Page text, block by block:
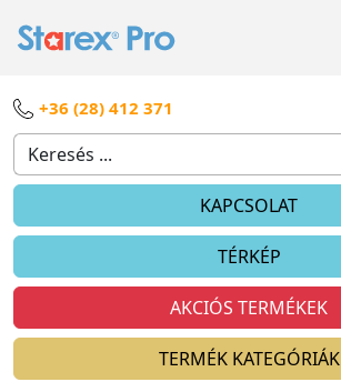
+36 (28) 412 371
KAPCSOLAT
TÉRKÉP
AKCIÓS TERMÉKEK
TERMÉK KATEGÓRIÁK